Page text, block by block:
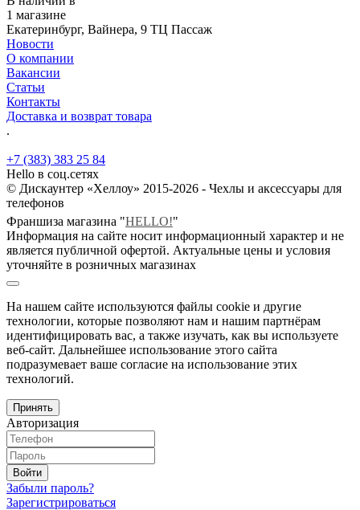
1 магазине
Екатеринбург, Вайнера, 9 ТЦ Пассаж
Новости
О компании
Вакансии
Статьи
Контакты
Доставка и возврат товара
.
+7 (383) 383 25 84
Hello в соц.сетях
© Дискаунтер «Хеллоу» 2015-2026 - Чехлы и аксессуары для
телефонов
Франшиза магазина "HELLO!"
Информация на сайте носит информационный характер и не
является публичной офертой. Актуальные цены и условия
уточняйте в розничных магазинах
На нашем сайте используются файлы cookie и другие
технологии, которые позволяют нам и нашим партнёрам
идентифицировать вас, а также изучать, как вы используете
веб-сайт. Дальнейшее использование этого сайта
подразумевает ваше согласие на использование этих
технологий.
Принять
Авторизация
Войти
Забыли пароль?
Зарегистрироваться